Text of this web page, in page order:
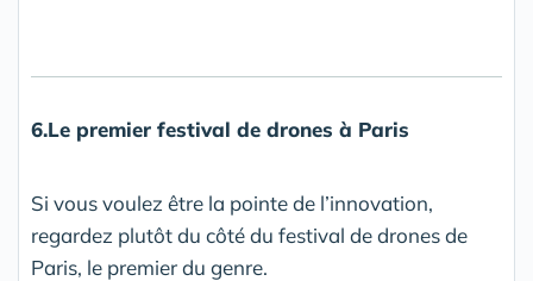
6.Le premier festival de drones à Paris
Si vous voulez être la pointe de l’innovation,
regardez plutôt du côté du festival de drones de
Paris, le premier du genre.